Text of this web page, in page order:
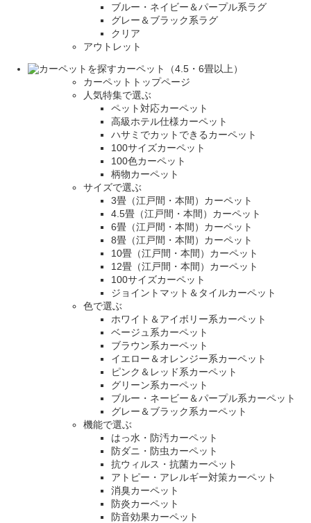
ブルー・ネイビー＆パープル系ラグ
グレー＆ブラック系ラグ
クリア
アウトレット
カーペット（4.5・6畳以上）
カーペットトップページ
人気特集で選ぶ
ペット対応カーペット
高級ホテル仕様カーペット
ハサミでカットできるカーペット
100サイズカーペット
100色カーペット
柄物カーペット
サイズで選ぶ
3畳（江戸間・本間）カーペット
4.5畳（江戸間・本間）カーペット
6畳（江戸間・本間）カーペット
8畳（江戸間・本間）カーペット
10畳（江戸間・本間）カーペット
12畳（江戸間・本間）カーペット
100サイズカーペット
ジョイントマット＆タイルカーペット
色で選ぶ
ホワイト＆アイボリー系カーペット
ベージュ系カーペット
ブラウン系カーペット
イエロー＆オレンジー系カーペット
ピンク＆レッド系カーペット
グリーン系カーペット
ブルー・ネービー＆パープル系カーペット
グレー＆ブラック系カーペット
機能で選ぶ
はっ水・防汚カーペット
防ダニ・防虫カーペット
抗ウィルス・抗菌カーペット
アトピー・アレルギー対策カーペット
消臭カーペット
防炎カーペット
防音効果カーペット